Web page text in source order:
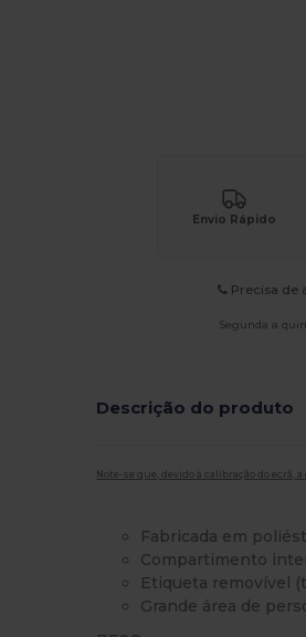
Envio Rápido
Precisa de
Segunda a
Descrição do produto
Note-se que, devido à calibração do ecrã,
Fabricada em
Compartimento
Etiqueta removível
Grande área de